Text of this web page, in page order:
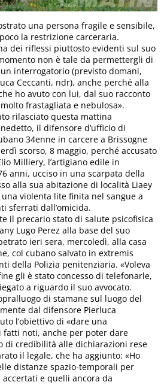
una persona fragile e sensibile,
la restrizione carceraria.
dei riflessi piuttosto evidenti sul suo
non è tale da permettergli di
interrogatorio (previsto domani,
Ceccanti, ndr), anche perché alla
ho avuto con lui, dal suo racconto
frastagliata e nebulosa».
rilasciato questa mattina
il difensore d’ufficio di
34enne in carcere a Brissogne
scorso, 8 maggio, perché accusato
Milliery, l’artigiano edile in
anni, ucciso in una scarpata della
alla sua abitazione di località Liaey
violenta lite finita nel sangue a
sferrati dall’omicida.
il precario stato di salute psicofisica
Lugo Perez alla base del suo
ieri sera, mercoledì, alla casa
col cubano salvato in extremis
della Polizia penitenziaria. «Voleva
gli è stato concesso di telefonarle,
a riguardo il suo avvocato.
di stamane sul luogo del
dal difensore Pierluca
l’obiettivo di «dare una
fatti noti, anche per poter dare
di credibilità alle dichiarazioni rese
il legale, che ha aggiunto: «Ho
distanze spazio-temporali per
e quelli ancora da